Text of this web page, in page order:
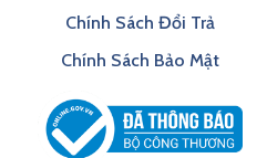
Chính Sách Đổi Trả
Chính Sách Bảo Mật